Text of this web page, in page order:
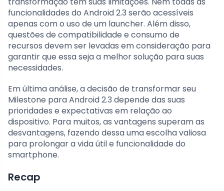
funcionalidades do Android 2.3 serão acessíveis
apenas com o uso de um launcher. Além disso,
questões de compatibilidade e consumo de
recursos devem ser levadas em consideração para
garantir que essa seja a melhor solução para suas
necessidades.
Em última análise, a decisão de transformar seu
Milestone para Android 2.3 depende das suas
prioridades e expectativas em relação ao
dispositivo. Para muitos, as vantagens superam as
desvantagens, fazendo dessa uma escolha valiosa
para prolongar a vida útil e funcionalidade do
smartphone.
Recap